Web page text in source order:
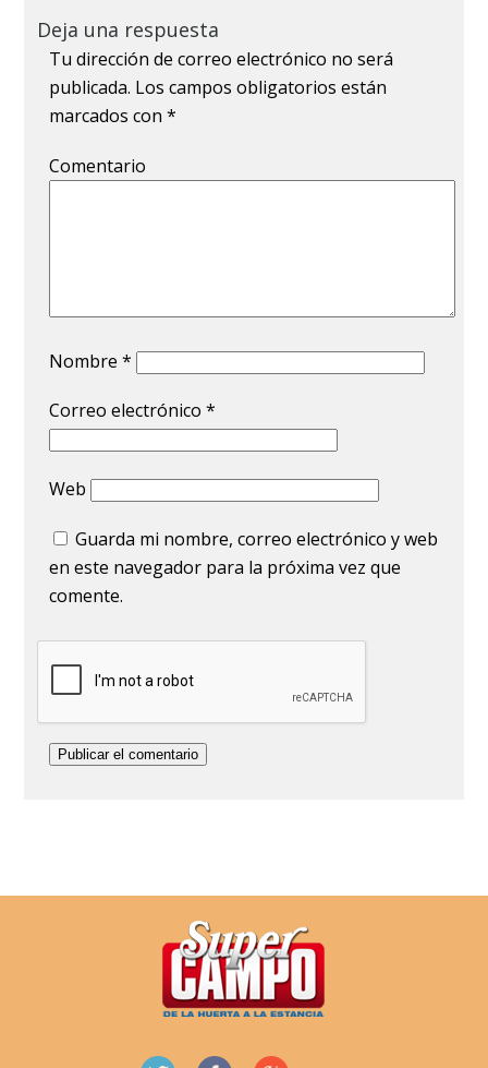
Deja una respuesta
Tu dirección de correo electrónico no será
publicada. Los campos obligatorios están
marcados con*
Comentario
Nombre*
Correo electrónico*
Web
Guarda mi nombre, correo electrónico y web
en este navegador para la próxima vez que
comente.